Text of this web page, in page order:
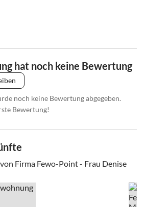
hat noch keine Bewertung
noch keine Bewertung abgegeben.
Bewertung!
Firma Fewo-Point - Frau Denise